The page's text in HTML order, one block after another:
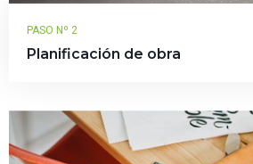
PASO Nº 2
Planificación de obra